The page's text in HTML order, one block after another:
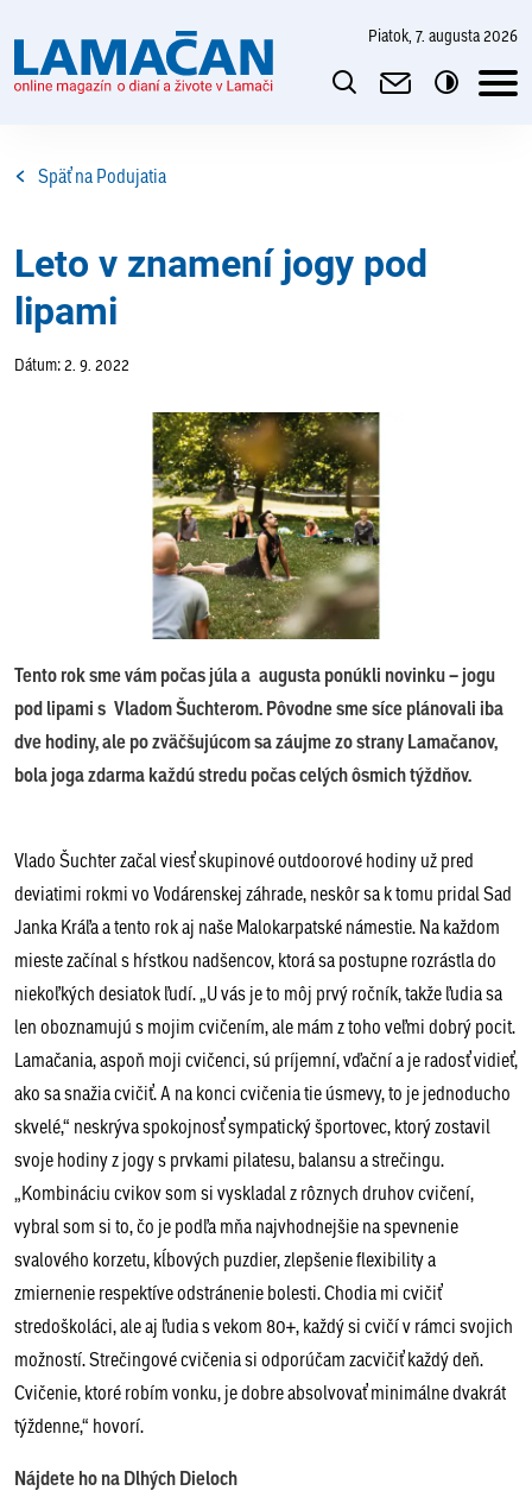
piatok, 7. augusta 2026
Späť na Podujatia
Leto v znamení jogy pod
lipami
Dátum: 2. 9. 2022
Tento rok sme vám počas júla a augusta ponúkli novinku – jogu
pod lipami s Vladom Šuchterom. Pôvodne sme síce plánovali iba
dve hodiny, ale po zväčšujúcom sa záujme zo strany Lamačanov,
bola joga zdarma každú stredu počas celých ôsmich týždňov.
Vlado Šuchter začal viesť skupinové outdoorové hodiny už pred
deviatimi rokmi vo Vodárenskej záhrade, neskôr sa k tomu pridal Sad
Janka Kráľa a tento rok aj naše Malokarpatské námestie. Na každom
mieste začínal s hŕstkou nadšencov, ktorá sa postupne rozrástla do
niekoľkých desiatok ľudí. „U vás je to môj prvý ročník, takže ľudia sa
len oboznamujú s mojim cvičením, ale mám z toho veľmi dobrý pocit.
Lamačania, aspoň moji cvičenci, sú príjemní, vďační a je radosť vidieť,
ako sa snažia cvičiť. A na konci cvičenia tie úsmevy, to je jednoducho
skvelé,“ neskrýva spokojnosť sympatický športovec, ktorý zostavil
svoje hodiny z jogy s prvkami pilatesu, balansu a strečingu.
„Kombináciu cvikov som si vyskladal z rôznych druhov cvičení,
vybral som si to, čo je podľa mňa najvhodnejšie na spevnenie
svalového korzetu, kĺbových puzdier, zlepšenie flexibility a
zmiernenie respektíve odstránenie bolesti. Chodia mi cvičiť
stredoškoláci, ale aj ľudia s vekom 80+, každý si cvičí v rámci svojich
možností. Strečingové cvičenia si odporúčam zacvičiť každý deň.
Cvičenie, ktoré robím vonku, je dobre absolvovať minimálne dvakrát
týždenne,“ hovorí.
Nájdete ho na Dlhých Dieloch